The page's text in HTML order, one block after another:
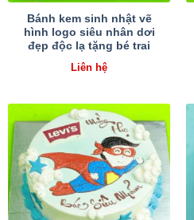
Bánh kem sinh nhật vẽ
hình logo siêu nhân dơi
đẹp độc lạ tặng bé trai
Liên hệ